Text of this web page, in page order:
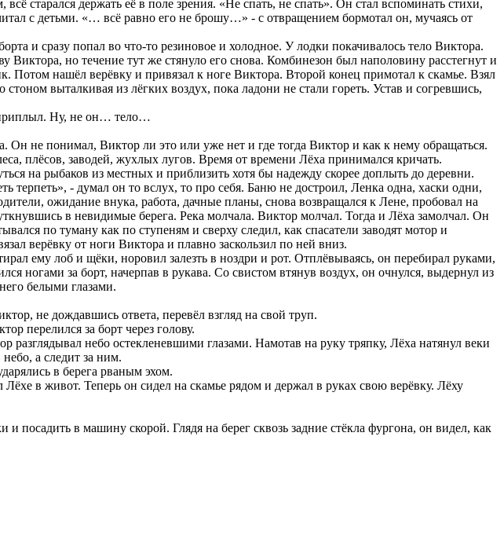
старался держать её в поле зрения. «Не спать, не спать». Он стал вспоминать стихи,
с детьми. «… всё равно его не брошу…» - с отвращением бормотал он, мучаясь от
и сразу попал во что-то резиновое и холодное. У лодки покачивалось тело Виктора.
но течение тут же стянуло его снова. Комбинезон был наполовину расстегнут и
Потом нашёл верёвку и привязал к ноге Виктора. Второй конец примотал к скамье. Взял
выталкивая из лёгких воздух, пока ладони не стали гореть. Устав и согревшись,
приплыл. Ну, не он… тело…
Он не понимал, Виктор ли это или уже нет и где тогда Виктор и как к нему обращаться.
плёсов, заводей, жухлых лугов. Время от времени Лёха принимался кричать.
на рыбаков из местных и приблизить хотя бы надежду скорее доплыть до деревни.
- думал он то вслух, то про себя. Баню не достроил, Ленка одна, хаски одни,
ожидание внука, работа, дачные планы, снова возвращался к Лене, пробовал на
в невидимые берега. Река молчала. Виктор молчал. Тогда и Лёха замолчал. Он
по туману как по ступеням и сверху следил, как спасатели заводят мотор и
верёвку от ноги Виктора и плавно заскользил по ней вниз.
ему лоб и щёки, норовил залезть в ноздри и рот. Отплёвываясь, он перебирал руками,
ногами за борт, начерпав в рукава. Со свистом втянув воздух, он очнулся, выдернул из
белыми глазами.
не дождавшись ответа, перевёл взгляд на свой труп.
перелился за борт через голову.
разглядывал небо остекленевшими глазами. Намотав на руку тряпку, Лёха натянул веки
а следит за ним.
в берега рваным эхом.
в живот. Теперь он сидел на скамье рядом и держал в руках свою верёвку. Лёху
посадить в машину скорой. Глядя на берег сквозь задние стёкла фургона, он видел, как